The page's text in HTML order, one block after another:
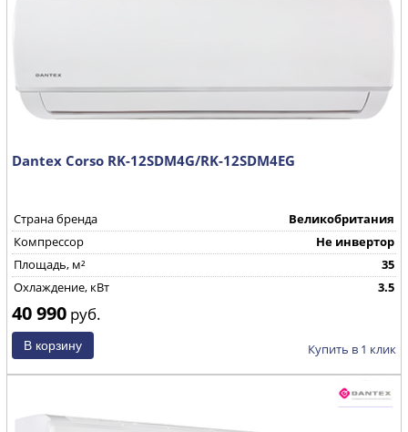
Dantex Corso RK-12SDM4G/RK-12SDM4EG
Страна бренда
Великобритания
Компрессор
Не инвертор
Площадь, м²
35
Охлаждение, кВт
3.5
40 990 руб.
Купить в 1 клик